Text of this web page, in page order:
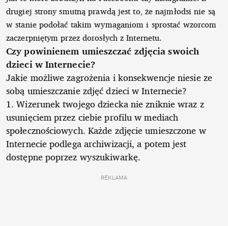
drugiej strony smutną prawdą jest to, że najmłodsi nie są
w stanie podołać takim wymaganiom i sprostać wzorcom
zaczerpniętym przez dorosłych z Internetu.
Czy powinienem umieszczać zdjęcia swoich
dzieci w Internecie?
Jakie możliwe zagrożenia i konsekwencje niesie ze
sobą umieszczanie zdjęć dzieci w Internecie?
1. Wizerunek twojego dziecka nie zniknie wraz z
usunięciem przez ciebie profilu w mediach
społecznościowych. Każde zdjęcie umieszczone w
Internecie podlega archiwizacji, a potem jest
dostępne poprzez wyszukiwarkę.
REKLAMA